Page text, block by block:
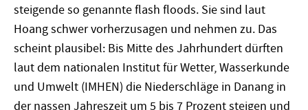
steigende so genannte flash floods. Sie sind laut
Hoang schwer vorherzusagen und nehmen zu. Das
scheint plausibel: Bis Mitte des Jahrhundert dürften
laut dem nationalen Institut für Wetter, Wasserkunde
und Umwelt (IMHEN) die Niederschläge in Danang in
der nassen Jahreszeit um 5 bis 7 Prozent steigen und